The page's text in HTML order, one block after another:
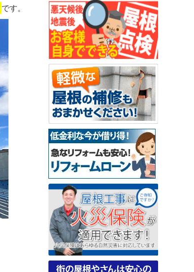
です。